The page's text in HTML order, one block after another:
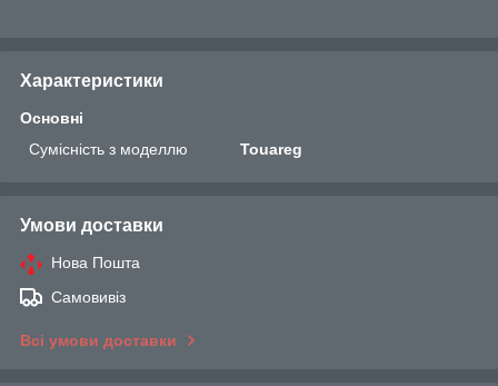
Характеристики
Основні
Сумісність з моделлю
Touareg
Умови доставки
Нова Пошта
Самовивіз
Всі умови доставки